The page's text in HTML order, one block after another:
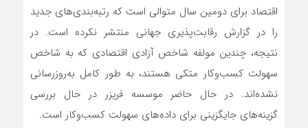
اقتصاد برای دومین سال متوالی است که رتبه‌بندی‌های جدید
را در گزارش رقابت‌پذیری جهانی منتشر نکرده است. در
نتیجه، چندین مولفه شاخص آزادی اقتصادی که به شاخص
سهولت کسب‌و‌کار متکی هستند، به طور کامل به‌روز‌رسانی
نشده‌اند. در حال حاضر موسسه فریزر در حال بررسی
گزینه‌های جایگزینی برای داده‌های سهولت کسب‌و‌کار است.